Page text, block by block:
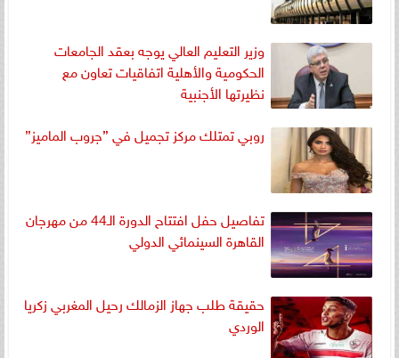
وزير التعليم العالي يوجه بعقد الجامعات
الحكومية والأهلية اتفاقيات تعاون مع
نظيرتها الأجنبية
روبي تمتلك مركز تجميل في ”جروب الماميز”
تفاصيل حفل افتتاح الدورة الـ44 من مهرجان
القاهرة السينمائي الدولي
حقيقة طلب جهاز الزمالك رحيل المغربي زكريا
الوردي